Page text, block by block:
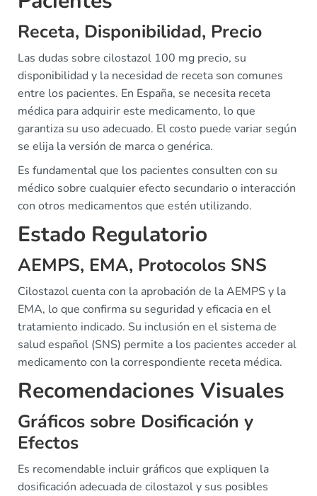
Receta, Disponibilidad, Precio
Las dudas sobre cilostazol 100 mg precio, su
disponibilidad y la necesidad de receta son comunes
entre los pacientes. En España, se necesita receta
médica para adquirir este medicamento, lo que
garantiza su uso adecuado. El costo puede variar según
se elija la versión de marca o genérica.
Es fundamental que los pacientes consulten con su
médico sobre cualquier efecto secundario o interacción
con otros medicamentos que estén utilizando.
Estado Regulatorio
AEMPS, EMA, Protocolos SNS
Cilostazol cuenta con la aprobación de la AEMPS y la
EMA, lo que confirma su seguridad y eficacia en el
tratamiento indicado. Su inclusión en el sistema de
salud español (SNS) permite a los pacientes acceder al
medicamento con la correspondiente receta médica.
Recomendaciones Visuales
Gráficos sobre Dosificación y
Efectos
Es recomendable incluir gráficos que expliquen la
dosificación adecuada de cilostazol y sus posibles